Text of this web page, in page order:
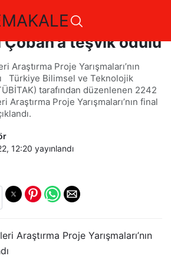
Egeli genç
Çoban’a teşvik ödülü
Araştırma Proje Yarışmaları’nın
Türkiye Bilimsel ve Teknolojik
tarafından düzenlenen 2242
Proje Yarışmaları’nın final
12:20 yayınlandı
Araştırma Proje Yarışmaları’nın